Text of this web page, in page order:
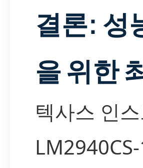
결론: 성
을 위한
텍사스 인